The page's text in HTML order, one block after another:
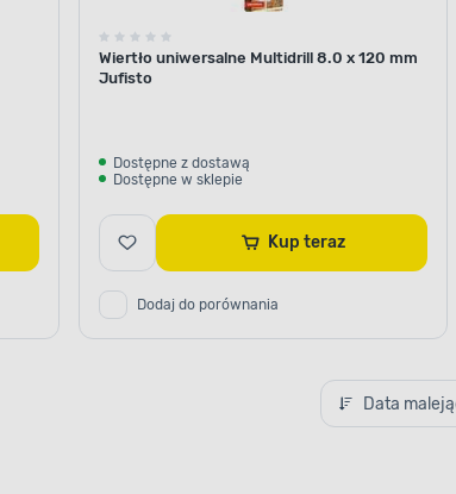
Wiertło uniwersalne Multidrill 8.0 x 120 mm
Jufisto
Dostępne z dostawą
Dostępne w sklepie
Kup teraz
Dodaj do porównania
Data